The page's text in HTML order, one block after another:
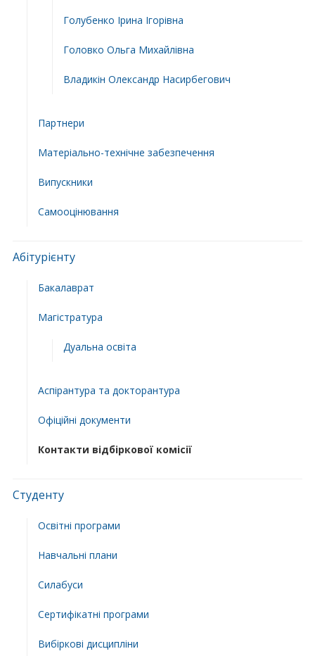
Голубенко Ірина Ігорівна
Головко Ольга Михайлівна
Владикін Олександр Насирбегович
Партнери
Матеріально-технічне забезпечення
Випускники
Самооцінювання
Абітурієнту
Бакалаврат
Магістратура
Дуальна освіта
Аспірантура та докторантура
Офіційні документи
Контакти відбіркової комісії
Студенту
Освітні програми
Навчальні плани
Силабуси
Сертифікатні програми
Вибіркові дисципліни